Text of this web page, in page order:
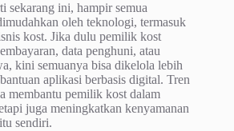
sekarang ini, hampir semua
oleh teknologi, termasuk
kost. Jika dulu pemilik kost
data penghuni, atau
kini semuanya bisa dikelola lebih
aplikasi berbasis digital. Tren
membantu pemilik kost dalam
juga meningkatkan kenyamanan
sendiri.